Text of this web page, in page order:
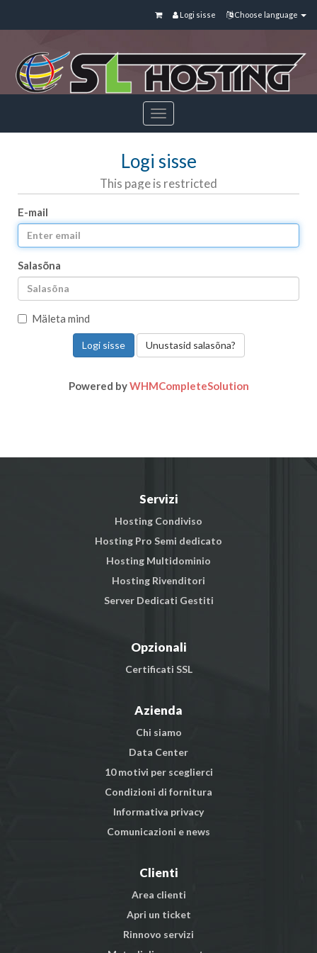
Choose language
Logi sisse
Toggle
navigation
Logi sisse
This page is restricted
E-mail
Salasõna
Mäleta mind
Unustasid salasõna?
Powered byWHMCompleteSolution
Servizi
Hosting Condiviso
Hosting Pro Semi dedicato
Hosting Multidominio
Hosting Rivenditori
Server Dedicati Gestiti
Opzionali
Certificati SSL
Azienda
Chi siamo
Data Center
10 motivi per sceglierci
Condizioni di fornitura
Informativa privacy
Comunicazioni e news
Clienti
Area clienti
Apri un ticket
Rinnovo servizi